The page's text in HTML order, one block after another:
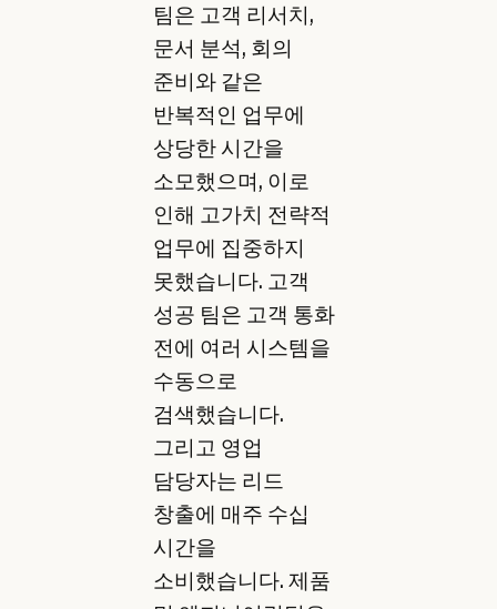
팀은 고객 리서치,
문서 분석, 회의
준비와 같은
반복적인 업무에
상당한 시간을
소모했으며, 이로
인해 고가치 전략적
업무에 집중하지
못했습니다. 고객
성공 팀은 고객 통화
전에 여러 시스템을
수동으로
검색했습니다.
그리고 영업
담당자는 리드
창출에 매주 수십
시간을
소비했습니다. 제품